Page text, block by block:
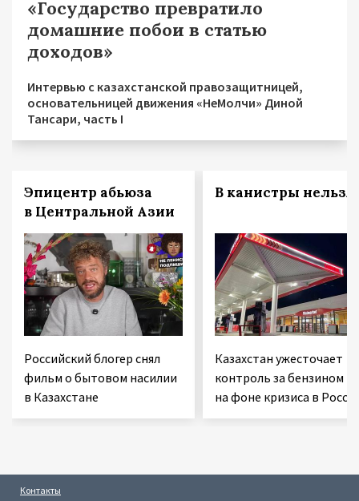
«Государство превратило
домашние побои в статью
доходов»
Интервью с казахстанской правозащитницей,
основательницей движения «НеМолчи» Диной
Тансари, часть I
Эпицентр абьюза
в Центральной Азии
Российский блогер снял
фильм о бытовом насилии
в Казахстане
В канистры нельзя!
Казахстан ужесточает
контроль за бензином
на фоне кризиса в
Контакты